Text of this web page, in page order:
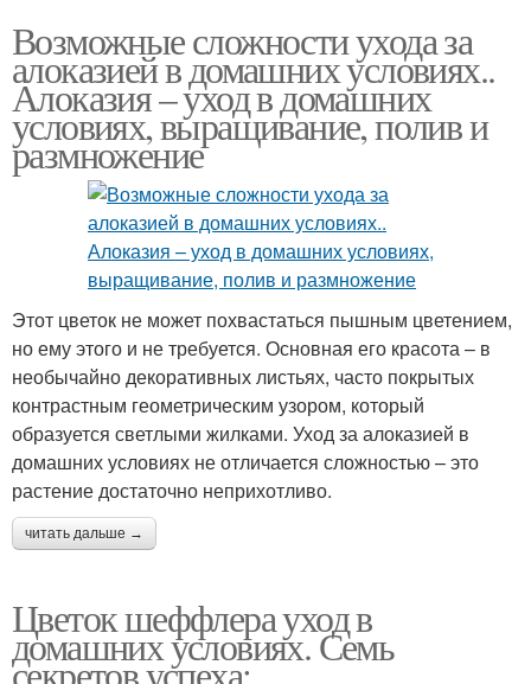
Возможные сложности ухода за
алоказией в домашних условиях..
Алоказия – уход в домашних
условиях, выращивание, полив и
размножение
Этот цветок не может похвастаться пышным цветением,
но ему этого и не требуется. Основная его красота – в
необычайно декоративных листьях, часто покрытых
контрастным геометрическим узором, который
образуется светлыми жилками. Уход за алоказией в
домашних условиях не отличается сложностью – это
растение достаточно неприхотливо.
читать дальше →
Цветок шеффлера уход в
домашних условиях. Семь
секретов успеха: